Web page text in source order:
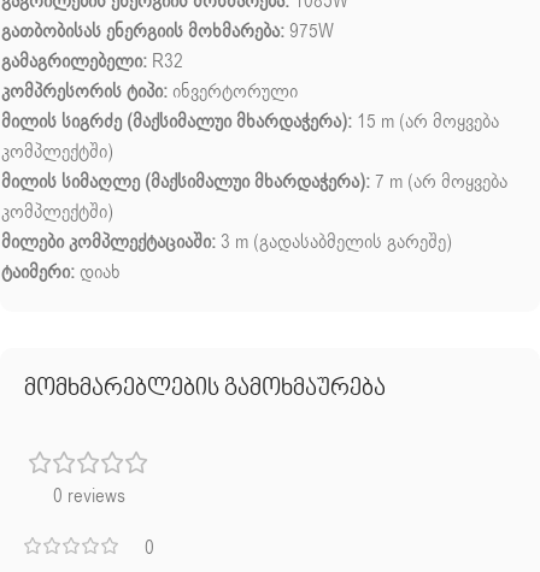
გათბობისას ენერგიის მოხმარება:975W
გამაგრილებელი: R32
კომპრესორის ტიპი:ინვერტორული
მილის სიგრძე (მაქსიმალუი მხარდაჭერა): 15 m (არ მოყვება
კომპლექტში)
მილის სიმაღლე (მაქსიმალუი მხარდაჭერა): 7 m (არ მოყვება
კომპლექტში)
მილები კომპლექტაციაში: 3 m (გადასაბმელის გარეშე)
ტაიმერი: დიახ
მომხმარებლების გამოხმაურება
0 reviews
0